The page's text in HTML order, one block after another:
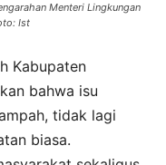
Menteri Lingkungan
Ist
Kabupaten
bahwa isu
tidak lagi
biasa.